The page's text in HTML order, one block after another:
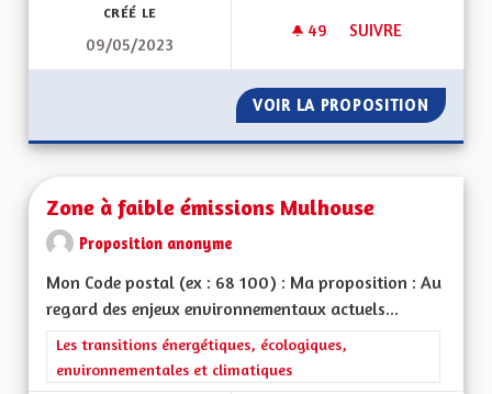
CRÉÉ LE
09/05/2023
49 49 ABONNÉS
SUIVRE
VOIR LA PROPOSITION VOIR
Zone à faible émissions Mulhouse
Proposition anonyme
Mon Code postal (ex : 68 100) : Ma proposition : Au
regard des enjeux environnementaux actuels...
Filtrer les résultats de la catégorie : Les transitions
Les transitions énergétiques, écologiques,
environnementales et climatiques